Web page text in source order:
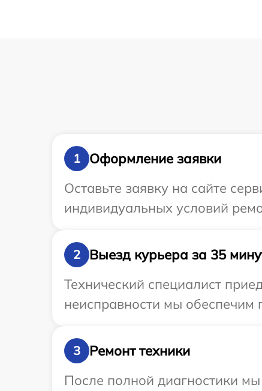
1
Оформление заявки
Оставьте заявку на сайте
индивидуальных условий
2
Выезд курьера за 35
Технический специалист
неисправности мы обеспечим
3
Ремонт техники
После полной диагностики